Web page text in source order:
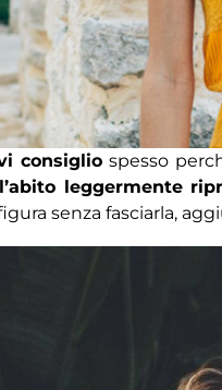
consiglio spesso
l’abito leggermente
senza fasciarla,